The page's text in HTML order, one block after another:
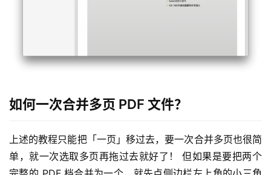
如何一次合并多页 PDF 文件？
上述的教程只能把「一页」移过去，要一次合并多页也很简
单，就一次选取多页再拖过去就好了！ 但如果是要把两个